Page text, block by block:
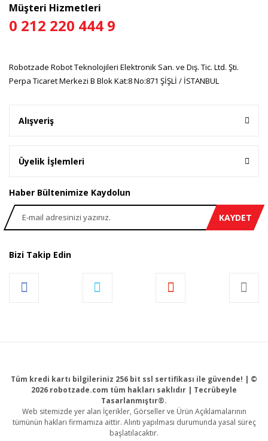
Müşteri Hizmetleri
0 212 220 444 9
Robotzade Robot Teknolojileri Elektronik San. ve Dış. Tic. Ltd. Şti.
Perpa Ticaret Merkezi B Blok Kat:8 No:871 ŞİŞLİ / İSTANBUL
Alışveriş
Üyelik İşlemleri
Haber Bültenimize Kaydolun
KAYDET
Bizi Takip Edin
Tüm kredi kartı bilgileriniz 256 bit ssl sertifikası ile güvende! | ©
2026 robotzade.com tüm hakları saklıdır | Tecrübeyle
Tasarlanmıştır®.
Web sitemizde yer alan İçerikler, Görseller ve Ürün Açıklamalarının
tümünün hakları firmamıza aittir. Alıntı yapılması durumunda yasal süreç
başlatılacaktır.